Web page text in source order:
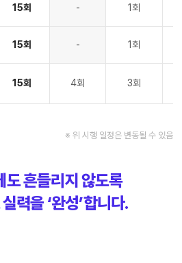
15회 - 1회
15회 - 1회
15회 4회 3회
※ 위 시행 일정은 변동될 수 있음
도 흔들리지 않도록
력을 ‘완성’합니다.